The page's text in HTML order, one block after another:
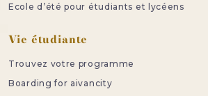
Ecole d’été pour étudiants et lycéens
Vie étudiante
Trouvez votre programme
Boarding for aivancity